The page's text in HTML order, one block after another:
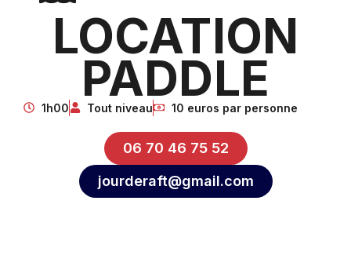
LOCATION
PADDLE
1h00 Tout niveau 10 euros par personne
06 70 46 75 52
jourderaft@gmail.com